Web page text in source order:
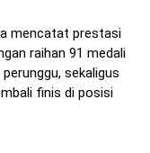
mencatat prestasi
raihan 91 medali
sekaligus
finis di posisi